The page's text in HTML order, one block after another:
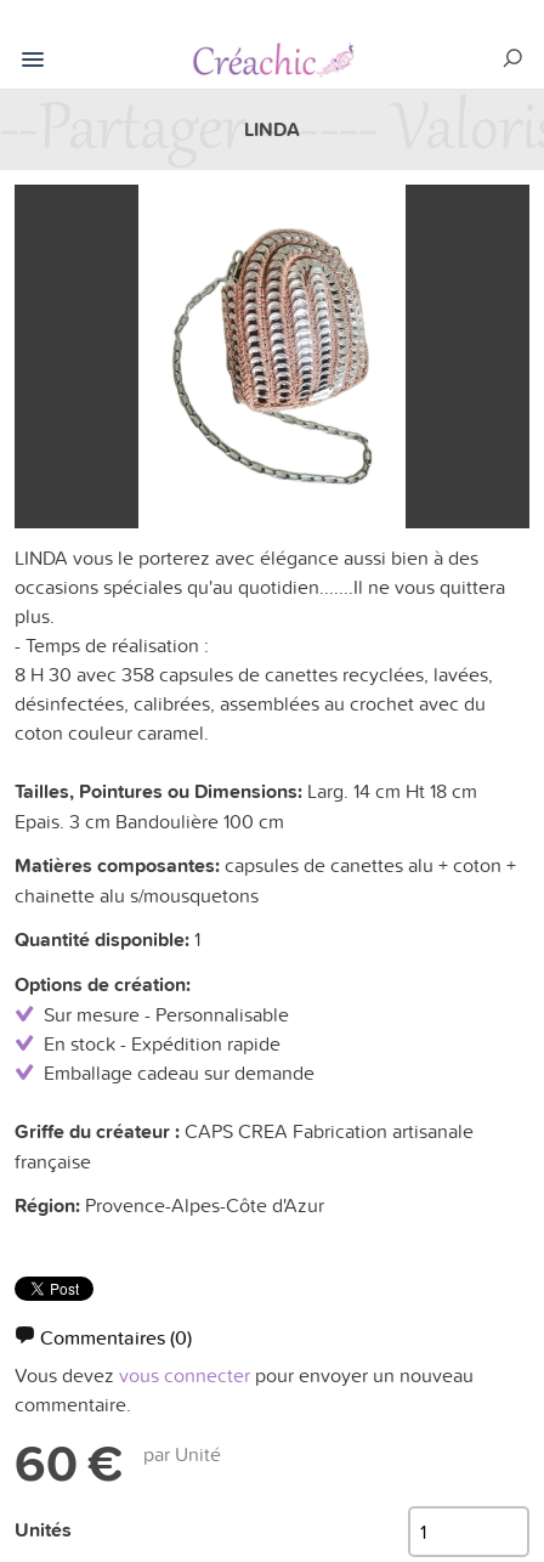
LINDA
LINDA vous le porterez avec élégance aussi bien à des
occasions spéciales qu'au quotidien.......Il ne vous quittera
plus.
- Temps de réalisation :
8 H 30 avec 358 capsules de canettes recyclées, lavées,
désinfectées, calibrées, assemblées au crochet avec du
coton couleur caramel.
Tailles, Pointures ou Dimensions: Larg. 14 cm Ht 18 cm
Epais. 3 cm Bandoulière 100 cm
Matières composantes:capsules de canettes alu + coton +
chainette alu s/mousquetons
Quantité disponible:1
Options de création:
Sur mesure - Personnalisable
En stock - Expédition rapide
Emballage cadeau sur demande
Griffe du créateur :CAPS CREA Fabrication artisanale
française
Région: Provence-Alpes-Côte d'Azur
Commentaires(0)
Vous devez vous connecter pour envoyer un nouveau
commentaire.
60 € par Unité
Unités